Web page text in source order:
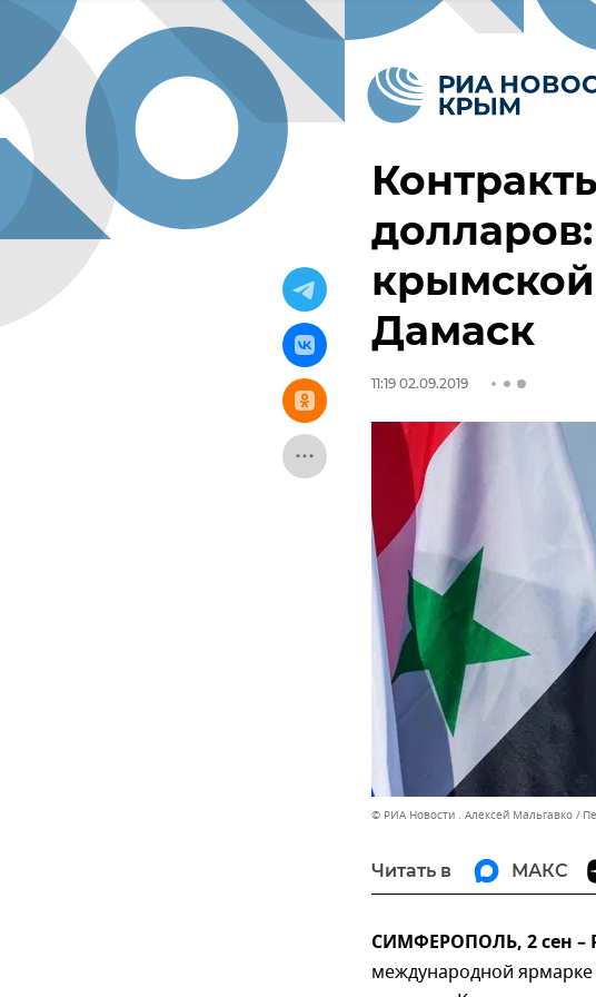
Дамаск
11:19 02.09.2019
© РИА Новости . Алексей Мальгавко
Читать в МАКС
СИМФЕРОПОЛЬ, 2 cен –
международной ярмарке